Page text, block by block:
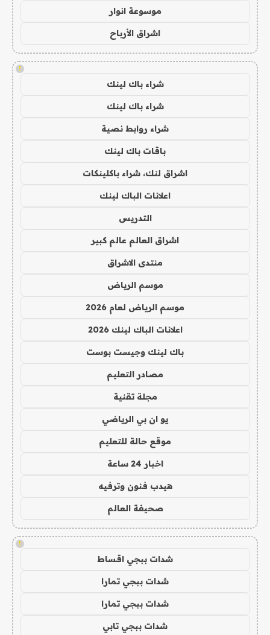
موسوعة انوار
اشراق الأرباح
!
شراء باك لينك
شراء باك لينك
شراء روابط نصية
باقات باك لينك
اشراق لنك، شراء باكلينكات
اعلانات الباك لينك
التدريس
اشراق العالم عالم كبير
منتدى الاشراق
موسم الرياض
موسم الرياض لعام 2026
اعلانات الباك لينك 2026
باك لينك وجيست بوست
مصادر التعليم
مجلة تقنية
يو ان بي الرياضي
موقع حالة للتعليم
اخبار 24 ساعة
هيدب فنون وترفيه
صحيفة العالم
!
شدات ببجي اقساط
شدات ببجي تمارا
شدات ببجي تمارا
شدات ببجي تابي